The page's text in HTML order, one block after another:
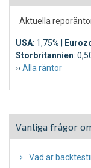
Aktuella
USA: 1,75% |
Storbritannien:
››Alla räntor
Vanliga frågor
Vad är